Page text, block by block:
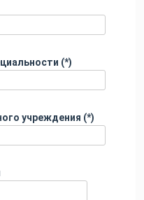
(*)
учреждения (*)